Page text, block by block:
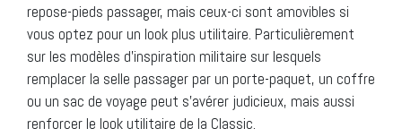
repose-pieds passager, mais ceux-ci sont amovibles si
vous optez pour un look plus utilitaire. Particulièrement
sur les modèles d’inspiration militaire sur lesquels
remplacer la selle passager par un porte-paquet, un coffre
ou un sac de voyage peut s’avérer judicieux, mais aussi
renforcer le look utilitaire de la Classic.